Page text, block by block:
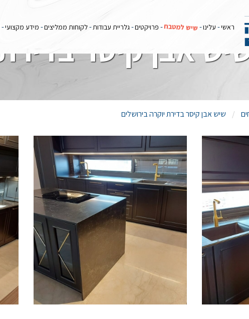
ראשי עלינו שיש למטבח פרויקטים גלריית עבודות לקוחות ממליצים מידע מקצועי
אבן קיסר
שיש אבן קיסר בדירת יוקרה בירושלים